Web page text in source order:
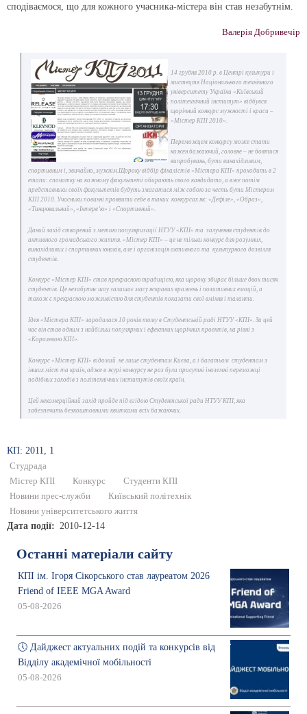
сподіваємося, що для кожного учасника-містера він став незабутнім.
Валерія Добривечір
14 грудня 2010 р. в Центрі культури і
мистецтв Національного технічного
університету України «Київський
політехнічний інститут» відбувся
щорічний конкурс мужності і краси –
«Містер КПІ 2010».
Переможцем конкурсу може стати
кожен бажаючий, головне – не боятися
випробувань, бути винахідливим,
спортивним і, звичайно, мужнім.Щороку відбір фіналістів «Містера КПІ» проходить в 2
етапи: спочатку на кожному факультеті обирають свого кандидата, а вже потім
представники своїх факультетів будуть змагатися між собою за честь бути Містером
КПІ 2010. Учасники повинні проявити себе в таких конкурсах як: «Дефіле», «Образ»,
«Танцювальний», «Інтерв’ю» і «Спортивний».
Даний захід створений з метою популяризації НТУУ «КПІ» та залучення студентів до
активного громадського життя. «Містер КПІ» – це не тільки конкурс для розумних,
винахідливих і спортивних юнаків, але і організація активного та культурного дозвілля
студентів.
Конкурс «Містер КПІ» став прекрасною традицією, яка щороку збирає більше двох тисяч
студентів. Це незабутнє шоу залишає масу яскравих вражень і позитивних емоцій, а
також є прекрасною можливістю для студентів показати свої вміння і таланти.
Ідея «Містера КПІ» зародилася 10 років тому в Студентській раді НТУУ «КПІ». За цей
час він став одним з найбільш популярних і ефектних щорічних проектів, на рівні з
«Королевою КПІ».
Конкурс «Містер КПІ» відомий не лише студентам Києва, а і багатьом студентам з
інших міст та країн, адже в журі конкурсу не раз були присутні іноземні переможці
подібних заходів з політехнічних інститутів своїх країн.
Цей некомерційний захід пройде під егідою Студентської ради НТУУ КПІ, яка
забезпечить безкоштовними квитками всіх бажаючих.
КП: 2011, 1
Студрада
Містер КПІ
Конкурс
Студенти КПІ
Новини прес-служби
Київський політехнік
Новини університетського життя
Дата події 2010-12-14
Останні матеріали сайту
КПІ ім. Ігоря Сікорського став лауреатом 2026
Friend of IEEE MGA Award
05-08-2026
🕔 Дайджест актуальних подій та конкурсів від
Відділу академічної мобільності
05-08-2026